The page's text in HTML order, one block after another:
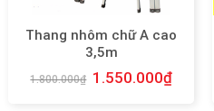
Thang nhôm chữ A cao
3,5m
1.800.000₫ 1.550.000₫